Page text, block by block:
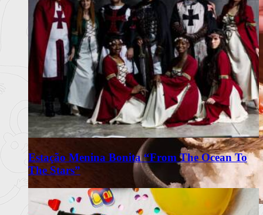
Estação Menina Bonita “From The Ocean To
The Stars”